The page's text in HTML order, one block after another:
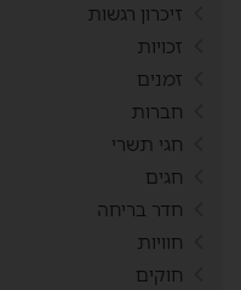
זיכרון רגשות
זכויות
זמנים
חברות
חגי תשרי
חגים
חדר בריחה
חוויות
חוקים